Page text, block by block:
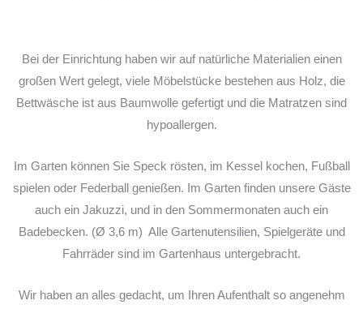
Bei der Einrichtung haben wir auf natürliche Materialien einen
großen Wert gelegt, viele Möbelstücke bestehen aus Holz, die
Bettwäsche ist aus Baumwolle gefertigt und die Matratzen sind
hypoallergen.
Im Garten können Sie Speck rösten, im Kessel kochen, Fußball
spielen oder Federball genießen. Im Garten finden unsere Gäste
auch ein Jakuzzi, und in den Sommermonaten auch ein
Badebecken. (Ø 3,6 m) Alle Gartenutensilien, Spielgeräte und
Fahrräder sind im Gartenhaus untergebracht.
Wir haben an alles gedacht, um Ihren Aufenthalt so angenehm